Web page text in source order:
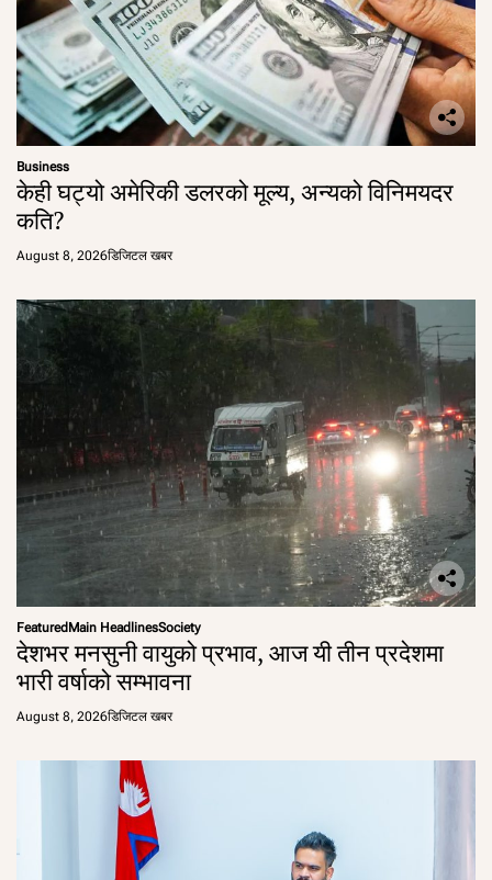
Business
केही घट्यो अमेरिकी डलरको मूल्य, अन्यको विनिमयदर
कति?
August 8, 2026डिजिटल खबर
Featured Main HeadlinesSociety
देशभर मनसुनी वायुको प्रभाव, आज यी तीन प्रदेशमा
भारी वर्षाको सम्भावना
August 8, 2026डिजिटल खबर